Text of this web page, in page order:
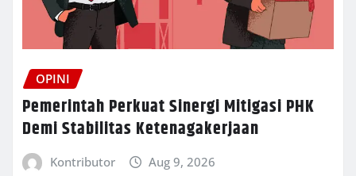
OPINI
Pemerintah Perkuat Sinergi Mitigasi PHK
Demi Stabilitas Ketenagakerjaan
Kontributor Aug 9, 2026